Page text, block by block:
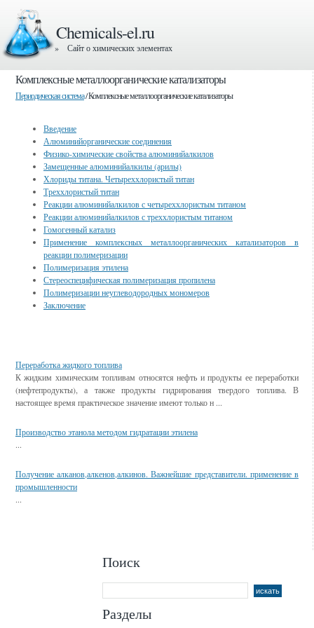
Chemicals-el.ru
» Сайт о химических элементах
Комплексные металлоорганические катализаторы
Периодическая система/ Комплексные металлоорганические катализаторы
Введение
Алюминийорганические соединения
Физико-химические свойства алюминийалкилов
Замещенные алюминийалкилы (арилы)
Хлориды титана. Четыреххлористый титан
Треххлористый титан
Реакции алюминийалкилов с четыреххлористым титаном
Реакции алюминийалкилов с треххлористым титаном
Гомогенный катализ
Применение комплексных металлоорганических катализаторов в
реакции полимеризации
Полимеризация этилена
Стереоспецифическая полимеризация пропилена
Полимеризации неуглеводородных мономеров
Заключение
Переработка жидкого топлива
К жидким химическим топливам относятся нефть и продукты ее переработки
(нефтепродукты), а также продукты гидрирования твердого топлива. В
настоящее время практическое значение имеют только н ...
Производство этанола методом гидратации этилена
...
Получение алканов,алкенов,алкинов. Важнейшие представители. применение в
промышленности
...
Поиск
Разделы